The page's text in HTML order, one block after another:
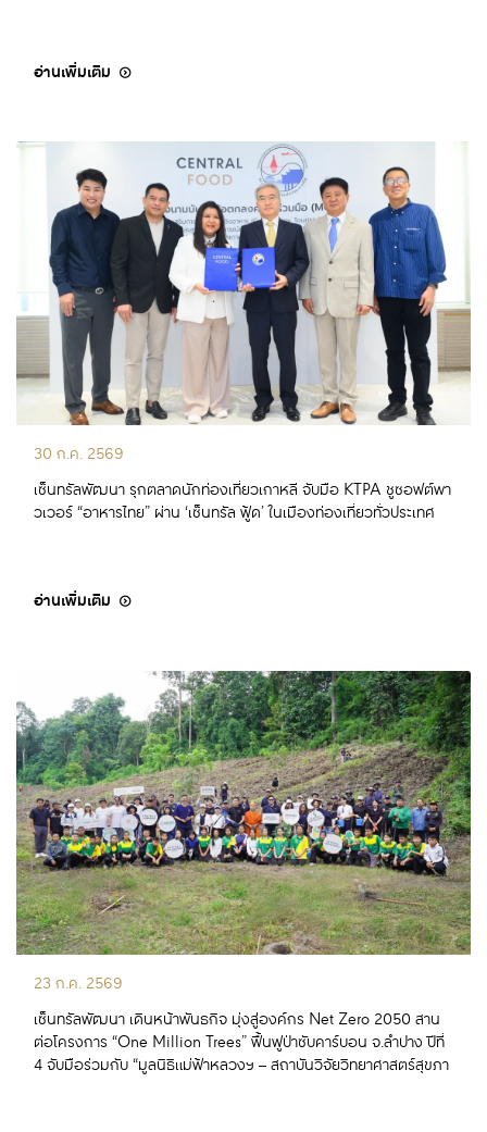
อ่านเพิ่มเติม
30 ก.ค. 2569
เซ็นทรัลพัฒนา รุกตลาดนักท่องเที่ยวเกาหลี จับมือ KTPA ชูซอฟต์พา
วเวอร์ “อาหารไทย” ผ่าน ‘เซ็นทรัล ฟู้ด’ ในเมืองท่องเที่ยวทั่วประเทศ
อ่านเพิ่มเติม
23 ก.ค. 2569
เซ็นทรัลพัฒนา เดินหน้าพันธกิจ มุ่งสู่องค์กร Net Zero 2050 สาน
ต่อโครงการ “One Million Trees” ฟื้นฟูป่าซับคาร์บอน จ.ลำปาง ปีที่
4 จับมือร่วมกับ “มูลนิธิแม่ฟ้าหลวงฯ – สถาบันวิจัยวิทยาศาสตร์สุขภา